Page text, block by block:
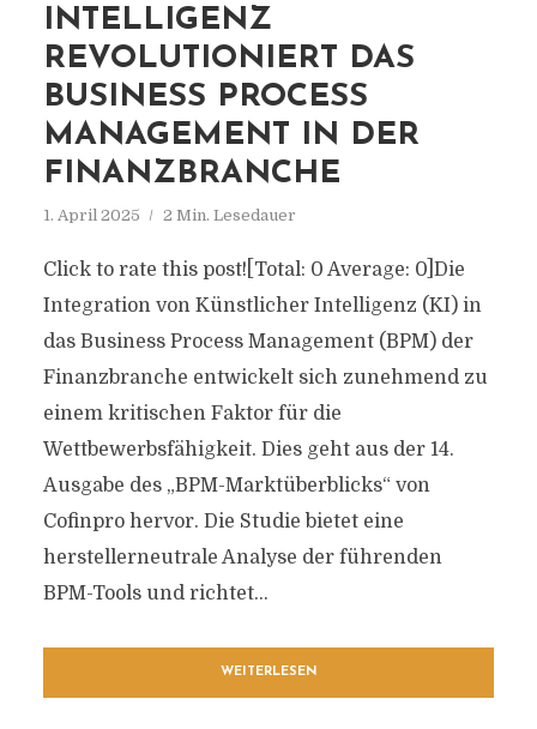
INTELLIGENZ
REVOLUTIONIERT DAS
BUSINESS PROCESS
MANAGEMENT IN DER
FINANZBRANCHE
1. April 2025 2 Min. Lesedauer
Click to rate this post![Total: 0 Average: 0]Die
Integration von Künstlicher Intelligenz (KI) in
das Business Process Management (BPM) der
Finanzbranche entwickelt sich zunehmend zu
einem kritischen Faktor für die
Wettbewerbsfähigkeit. Dies geht aus der 14.
Ausgabe des „BPM-Marktüberblicks“ von
Cofinpro hervor. Die Studie bietet eine
herstellerneutrale Analyse der führenden
BPM-Tools und richtet...
WEITERLESEN